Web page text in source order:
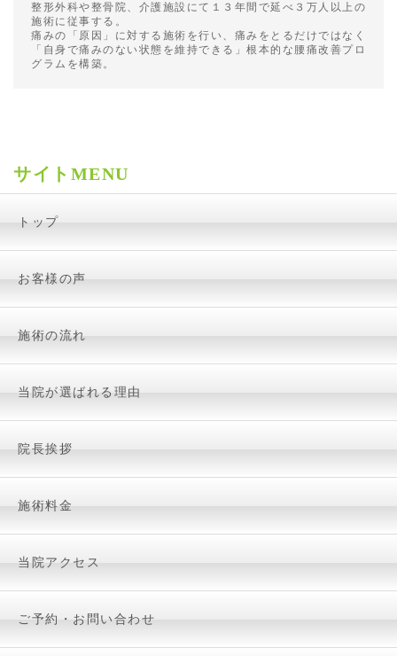
整形外科や整骨院、介護施設にて１３年間で延べ３万人以上の
施術に従事する。
痛みの「原因」に対する施術を行い、痛みをとるだけではなく
「自身で痛みのない状態を維持できる」根本的な腰痛改善プロ
グラムを構築。
サイトMENU
トップ
お客様の声
施術の流れ
当院が選ばれる理由
院長挨拶
施術料金
当院アクセス
ご予約・お問い合わせ